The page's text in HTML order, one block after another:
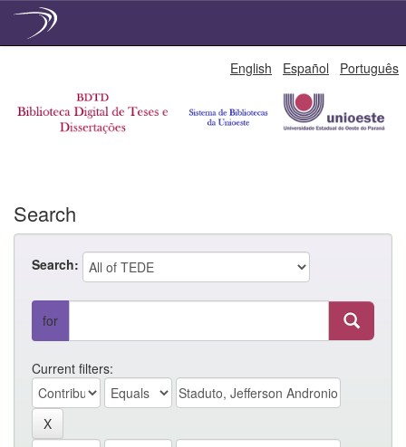
English Español Português
Search
Search:
for
Current filters: